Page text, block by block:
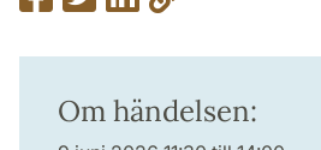
Om händelsen: